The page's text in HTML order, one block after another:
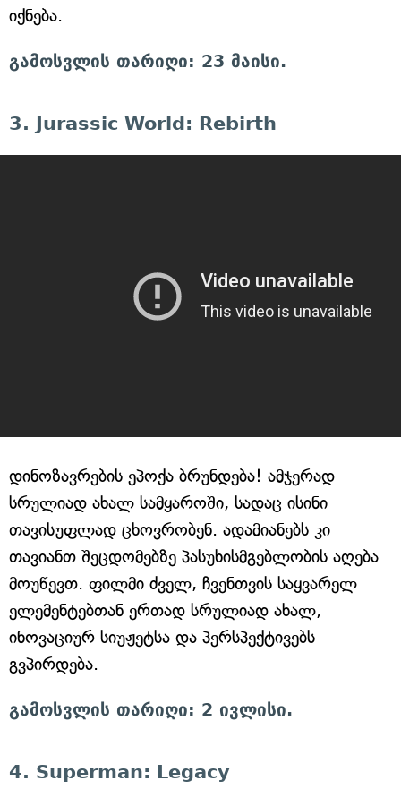
იქნება.
გამოსვლის თარიღი: 23 მაისი.
3. Jurassic World: Rebirth
დინოზავრების ეპოქა ბრუნდება! ამჯერად
სრულიად ახალ სამყაროში, სადაც ისინი
თავისუფლად ცხოვრობენ. ადამიანებს კი
თავიანთ შეცდომებზე პასუხისმგებლობის აღება
მოუწევთ. ფილმი ძველ, ჩვენთვის საყვარელ
ელემენტებთან ერთად სრულიად ახალ,
ინოვაციურ სიუჟეტსა და პერსპექტივებს
გვპირდება.
გამოსვლის თარიღი: 2 ივლისი.
4. Superman: Legacy